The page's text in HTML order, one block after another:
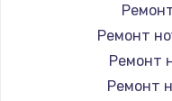
Ремонт
Ремонт
Ремонт